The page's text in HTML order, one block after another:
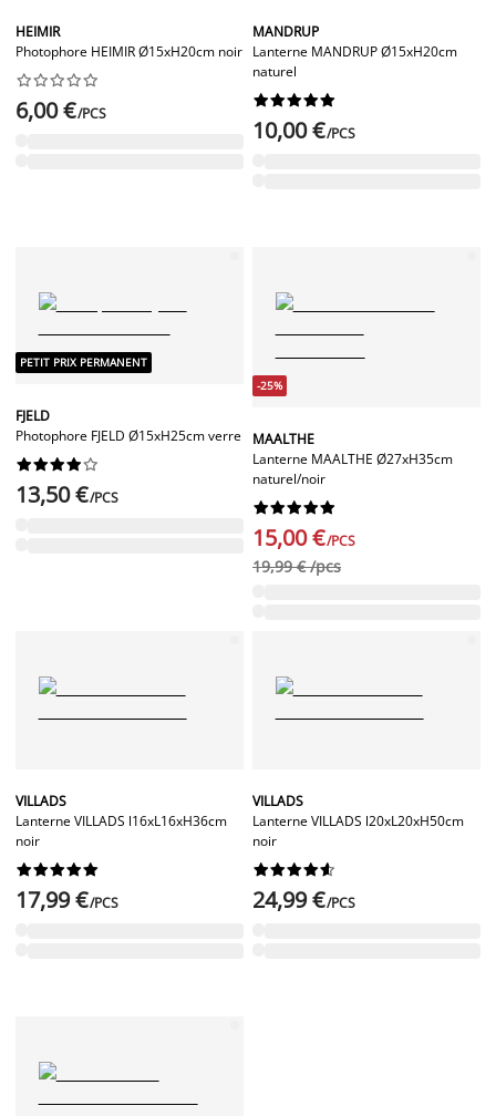
HEIMIR
Photophore HEIMIR Ø15xH20cm noir






6,00 €/PCS
MANDRUP
Lanterne MANDRUP Ø15xH20cm
naturel






10,00 €/PCS
PETIT PRIX PERMANENT
FJELD
Photophore FJELD Ø15xH25cm verre






13,50 €/PCS
-25%
MAALTHE
Lanterne MAALTHE Ø27xH35cm
naturel/noir






15,00 €/PCS
19,99 € /pcs
VILLADS
Lanterne VILLADS l16xL16xH36cm
noir






17,99 €/PCS
VILLADS
Lanterne VILLADS l20xL20xH50cm
noir






24,99 €/PCS